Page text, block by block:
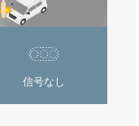
信号なし